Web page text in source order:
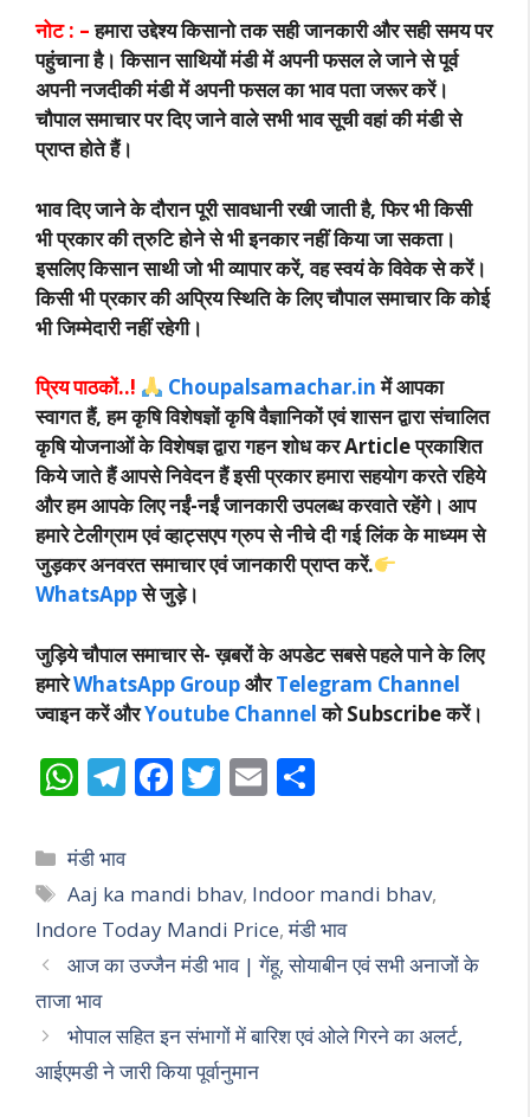
नोट : – हमारा उद्देश्य किसानो तक सही जानकारी और सही समय पर
पहुंचाना है। किसान साथियों मंडी में अपनी फसल ले जाने से पूर्व
अपनी नजदीकी मंडी में अपनी फसल का भाव पता जरूर करें।
चौपाल समाचार पर दिए जाने वाले सभी भाव सूची वहां की मंडी से
प्राप्त होते हैं।
भाव दिए जाने के दौरान पूरी सावधानी रखी जाती है, फिर भी किसी
भी प्रकार की त्रुटि होने से भी इनकार नहीं किया जा सकता।
इसलिए किसान साथी जो भी व्यापार करें, वह स्वयं के विवेक से करें।
किसी भी प्रकार की अप्रिय स्थिति के लिए चौपाल समाचार कि कोई
भी जिम्मेदारी नहीं रहेगी।
प्रिय पाठकों..! Choupalsamachar.inमें आपका
स्वागत हैं, हम कृषि विशेषज्ञों कृषि वैज्ञानिकों एवं शासन द्वारा संचालित
कृषि योजनाओं के विशेषज्ञ द्वारा गहन शोध कर Article प्रकाशित
किये जाते हैं आपसे निवेदन हैं इसी प्रकार हमारा सहयोग करते रहिये
और हम आपके लिए नईं-नईं जानकारी उपलब्ध करवाते रहेंगे। आप
हमारे टेलीग्राम एवं व्हाट्सएप ग्रुप से नीचे दी गई लिंक के माध्यम से
जुड़कर अनवरत समाचार एवं जानकारी प्राप्त करें.
WhatsAppसे जुड़े।
जुड़िये चौपाल समाचार से-ख़बरों के अपडेट सबसे पहले पाने के लिए
हमारेWhatsApp GroupऔरTelegram Channel
ज्वाइन करें औरYoutube Channelको Subscribe करें।
W
at
s
A
p
p
T
e
gr
a
m
F
b
o
o
T
er
E
l e
Categories
मंडी भाव
Tags
Aaj ka mandi bhav, Indoor mandi bhav,
Indore Today Mandi Price,मंडी भाव
आज का उज्जैन मंडी भाव | गेंहू, सोयाबीन एवं सभी अनाजों के
ताजा भाव
भोपाल सहित इन संभागों में बारिश एवं ओले गिरने का अलर्ट,
आईएमडी ने जारी किया पूर्वानुमान